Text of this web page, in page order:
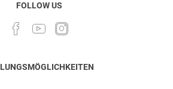
FOLLOW US